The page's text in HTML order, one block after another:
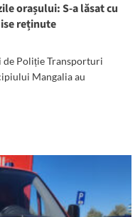
orașului: S-a lăsat cu
reținute
Poliție Transporturi
Mangalia au